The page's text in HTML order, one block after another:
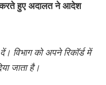
करते हुए अदालत ने आदेश
विभाग को अपने रिकॉर्ड में
जाता है।